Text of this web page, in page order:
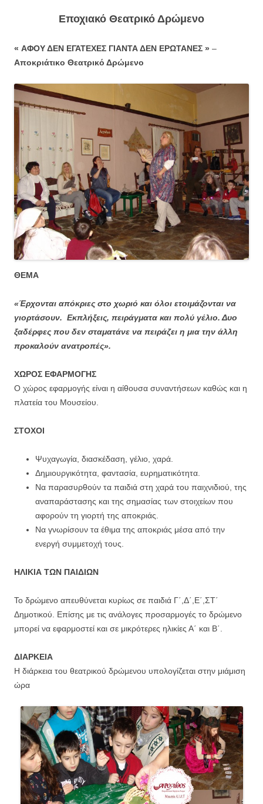
Εποχιακό Θεατρικό Δρώμενο
« ΑΦΟΥ ΔΕΝ ΕΓΑΤΕΧΕΣ ΓΙΑΝΤΑ ΔΕΝ ΕΡΩΤΑΝΕΣ » –
Αποκριάτικο Θεατρικό Δρώμενο
ΘΕΜΑ
«Έρχονται απόκριες στο χωριό και όλοι ετοιμάζονται να
γιορτάσουν. Εκπλήξεις, πειράγματα και πολύ γέλιο. Δυο
ξαδέρφες που δεν σταματάνε να πειράζει η μια την άλλη
προκαλούν ανατροπές».
ΧΩΡΟΣ ΕΦΑΡΜΟΓΗΣ
Ο χώρος εφαρμογής είναι η αίθουσα συναντήσεων καθώς και η
πλατεία του Μουσείου.
ΣΤΟΧΟΙ
Ψυχαγωγία, διασκέδαση, γέλιο, χαρά.
Δημιουργικότητα, φαντασία, ευρηματικότητα.
Να παρασυρθούν τα παιδιά στη χαρά του παιχνιδιού, της
αναπαράστασης και της σημασίας των στοιχείων που
αφορούν τη γιορτή της αποκριάς.
Να γνωρίσουν τα έθιμα της αποκριάς μέσα από την
ενεργή συμμετοχή τους.
ΗΛΙΚΙΑ ΤΩΝ ΠΑΙΔΙΩΝ
Το δρώμενο απευθύνεται κυρίως σε παιδιά Γ΄,Δ΄,Ε΄,ΣΤ΄
Δημοτικού. Επίσης με τις ανάλογες προσαρμογές το δρώμενο
μπορεί να εφαρμοστεί και σε μικρότερες ηλικίες Α΄ και Β΄.
ΔΙΑΡΚΕΙΑ
Η διάρκεια του θεατρικού δρώμενου υπολογίζεται στην μιάμιση
ώρα